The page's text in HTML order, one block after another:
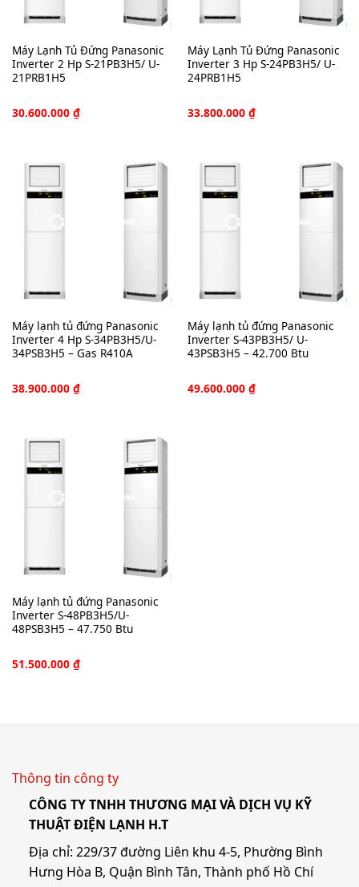
Máy Lạnh Tủ Đứng Panasonic
Inverter 2 Hp S-21PB3H5/ U-
21PRB1H5
30.600.000 ₫
Máy Lạnh Tủ Đứng Panasonic
Inverter 3 Hp S-24PB3H5/ U-
24PRB1H5
33.800.000 ₫
Máy lạnh tủ đứng Panasonic
Inverter 4 Hp S-34PB3H5/U-
34PSB3H5 – Gas R410A
38.900.000 ₫
Máy lạnh tủ đứng Panasonic
Inverter S-43PB3H5/ U-
43PSB3H5 – 42.700 Btu
49.600.000 ₫
Máy lạnh tủ đứng Panasonic
Inverter S-48PB3H5/U-
48PSB3H5 – 47.750 Btu
51.500.000 ₫
Thông tin công ty
CÔNG TY TNHH THƯƠNG MẠI VÀ DỊCH VỤ KỸ
THUẬT ĐIỆN LẠNH H.T
Địa chỉ: 229/37 đường Liên khu 4-5, Phường Bình
Hưng Hòa B, Quận Bình Tân, Thành phố Hồ Chí